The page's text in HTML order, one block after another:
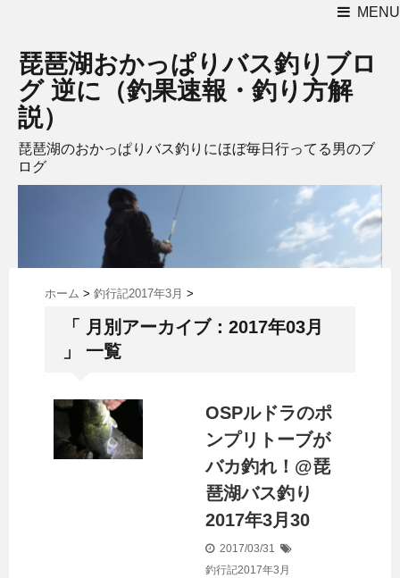
MENU
琵琶湖おかっぱりバス釣りブロ
グ 逆に（釣果速報・釣り方解
説）
琵琶湖のおかっぱりバス釣りにほぼ毎日行ってる男のブ
ログ
ホーム > 釣行記2017年3月 >
「 月別アーカイブ：2017年03月
」 一覧
OSPルドラのポ
ンプリトーブが
バカ釣れ！@琵
琶湖バス釣り
2017年3月30
2017/03/31
釣行記2017年3月